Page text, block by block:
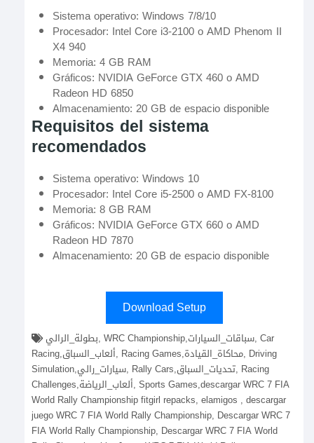
Sistema operativo: Windows 7/8/10
Procesador: Intel Core i3-2100 o AMD Phenom II
X4 940
Memoria: 4 GB RAM
Gráficos: NVIDIA GeForce GTX 460 o AMD
Radeon HD 6850
Almacenamiento: 20 GB de espacio disponible
Requisitos del sistema
recomendados
Sistema operativo: Windows 10
Procesador: Intel Core i5-2500 o AMD FX-8100
Memoria: 8 GB RAM
Gráficos: NVIDIA GeForce GTX 660 o AMD
Radeon HD 7870
Almacenamiento: 20 GB de espacio disponible
Download Setup
Racing,ألعاب_السباق, Racing Games,محاكاة_القيادة, Driving
Simulation,سيارات_رالي, Rally Cars,تحديات_السباق, Racing
Challenges,ألعاب_الرياضة, Sports Games,descargar WRC 7 FIA
World Rally Championship fitgirl repacks, elamigos , descargar
juego WRC 7 FIA World Rally Championship, Descargar WRC 7
FIA World Rally Championship, Descargar WRC 7 FIA World